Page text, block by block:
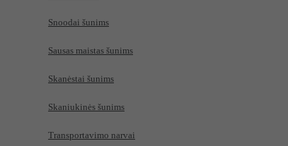
Snoodai šunims
Sausas maistas šunims
Skanėstai šunims
Skaniukinės šunims
Transportavimo narvai